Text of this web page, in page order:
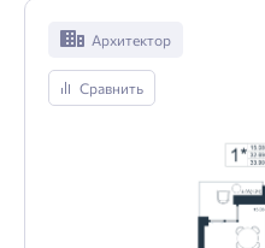
Архитектор
Сравнить